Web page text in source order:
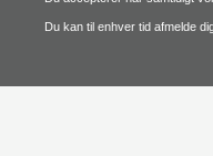
Du kan til enhver tid afmelde